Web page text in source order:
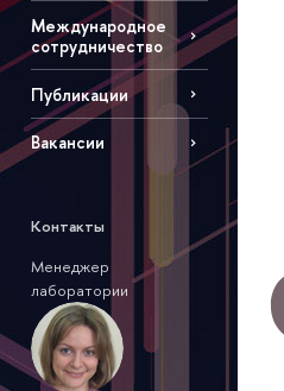
Международное
сотрудничество
Публикации
Вакансии
Контакты
Менеджер
лаборатории